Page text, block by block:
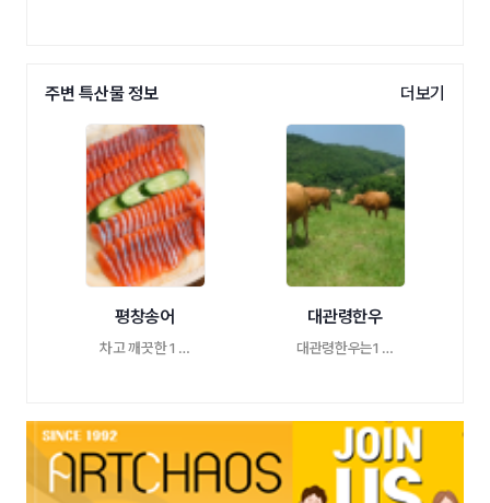
주변 특산물 정보 더보기
평창송어
차고 깨끗한 1 …
대관령한우
대관령한우는1 …